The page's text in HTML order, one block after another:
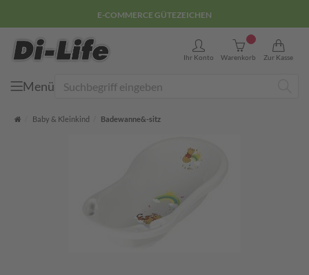
E-COMMERCE GÜTEZEICHEN
Ihr Konto Warenkorb
0
Zur Kasse
Menü
Startseite
Baby & Kleinkind Badewanne&-sitz